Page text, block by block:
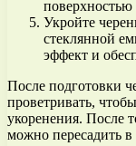
Укройте
стеклянной
эффект и
После подготовки
проветривать,
укоренения. После
можно пересадить в